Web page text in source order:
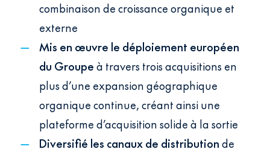
combinaison de croissance organique et
externe
Mis en œuvre le déploiement européen
du Groupeà travers trois acquisitions en
plus d’une expansion géographique
organique continue, créant ainsi une
plateforme d’acquisition solide à la sortie
Diversifié les canaux de distribution de